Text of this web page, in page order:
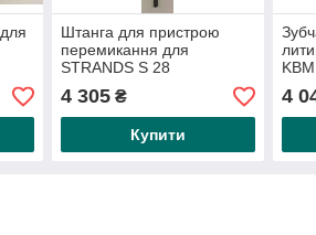
Штанга для пристрою
перемикання для
STRANDS S 28
4 305₴
Купити
4